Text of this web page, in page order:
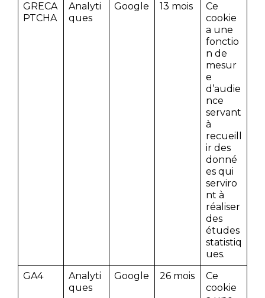
GRECA
PTCHA
Analyti
ques
Google 13 mois
Ce
cookie
a une
fonctio
n de
mesur
e
d’audie
nce
servant
à
recueill
ir des
donné
es qui
serviro
nt à
réaliser
des
études
statistiq
ues.
GA4
Analyti
ques
Google 26 mois
Ce
cookie